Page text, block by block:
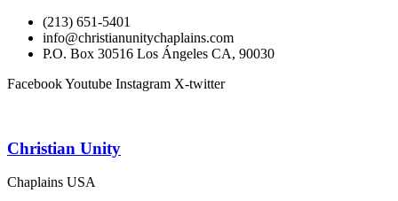
(213) 651-5401
info@christianunitychaplains.com
P.O. Box 30516 Los Ángeles CA, 90030
FacebookYoutube Instagram X-twitter
Christian Unity
Chaplains USA